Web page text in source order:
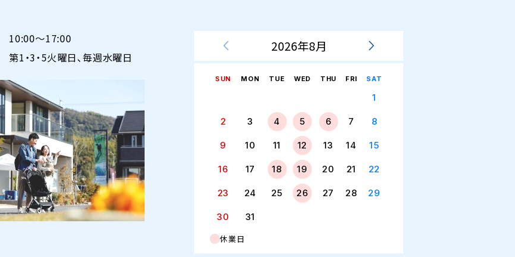
10:00〜17:00
第1・3・5火曜日、毎週水曜日
2026年8月
SUN MON TUE WED THU FRI SAT
1
2 3 4 5 6 7 8
9 10 11 12 13 14 15
16 17 18 19 20 21 22
23 24 25 26 27 28 29
30
31
休業日